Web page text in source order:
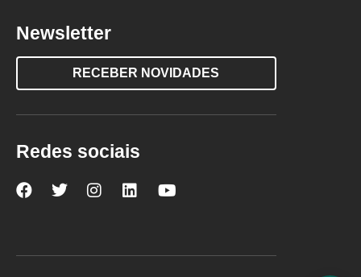
Newsletter
RECEBER NOVIDADES
Redes sociais
Nova
Facebook
Nova
Twitter
Nova
Instagram
Nova
LinkedInYouTube